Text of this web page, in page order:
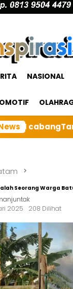
NASIONAL
Rutin
Seorang Warga
2025
208 Dilihat